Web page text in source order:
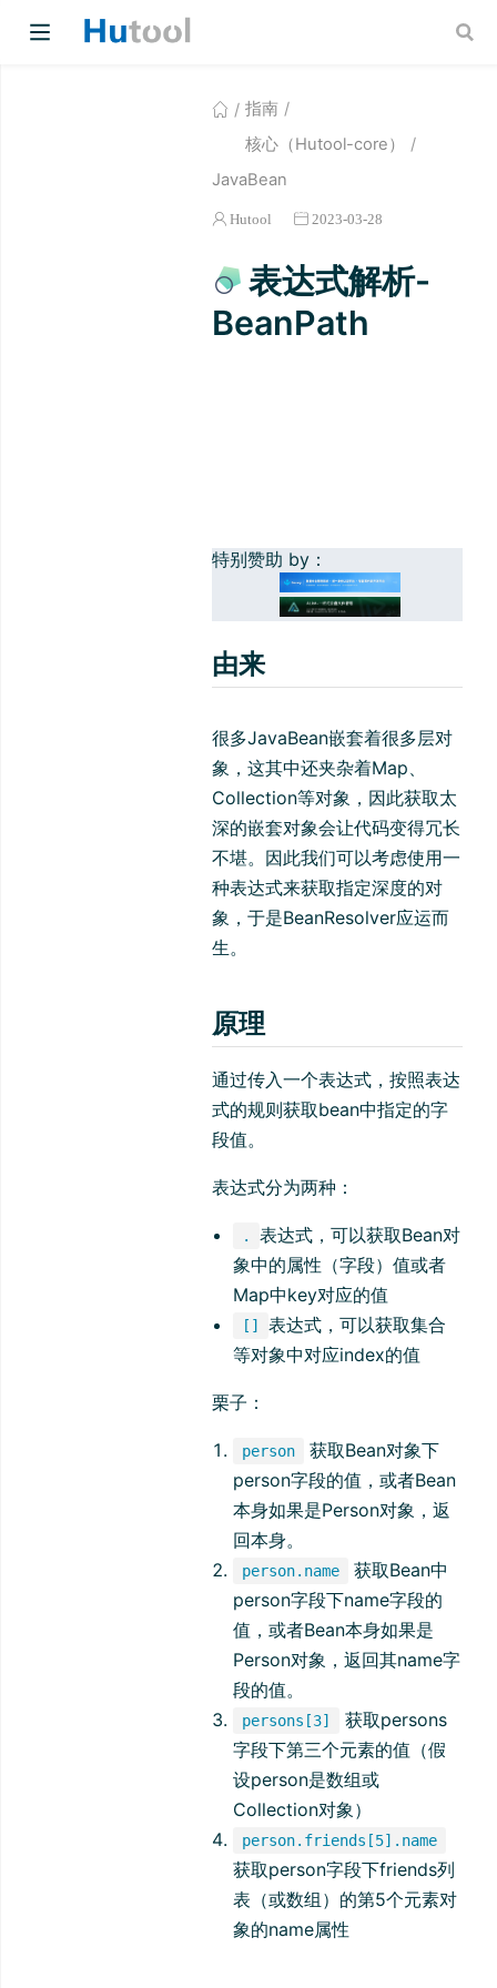
指南
核心（Hutool-core）
JavaBean
Hutool 2023-03-28
表达式解析-
BeanPath
特别赞助 by：
由来
很多JavaBean嵌套着很多层对
象，这其中还夹杂着Map、
Collection等对象，因此获取太
深的嵌套对象会让代码变得冗长
不堪。因此我们可以考虑使用一
种表达式来获取指定深度的对
象，于是BeanResolver应运而
生。
原理
通过传入一个表达式，按照表达
式的规则获取bean中指定的字
段值。
表达式分为两种：
.
表达式，可以获取Bean对
象中的属性（字段）值或者
Map中key对应的值
[]
表达式，可以获取集合
等对象中对应index的值
栗子：
person
获取Bean对象下
person字段的值，或者Bean
本身如果是Person对象，返
回本身。
person.name
获取Bean中
person字段下name字段的
值，或者Bean本身如果是
Person对象，返回其name字
段的值。
persons[3]
获取persons
字段下第三个元素的值（假
设person是数组或
Collection对象）
person.friends[5].name
获取person字段下friends列
表（或数组）的第5个元素对
象的name属性